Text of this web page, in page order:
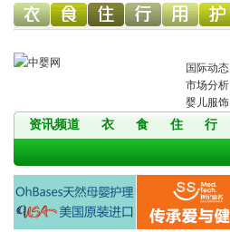
饰网 品网 具网 品网 护网
国际动态
市场分析
婴儿服饰
资讯频道 衣 食 住 行